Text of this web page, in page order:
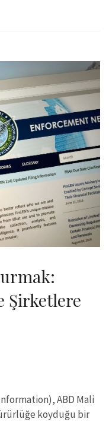
Şirketlere
ABD Mali
koyduğu bir